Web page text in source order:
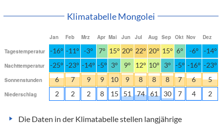
Klimatabelle Mongolei
Jan Feb Mrz Apr Mai Jun Jul Aug Sep Okt Nov Dez
Tagestemperatur -16° -11° -3° 7° 15° 20° 22° 20° 15° 6° -6° -14°
Nachttemperatur -25° -23° -14° -5° 3° 9° 12° 10° 3° -5° -16° -23°
Sonnenstunden 6 7 9 9 10 9 8 8 8 7 6 5
Niederschlag 2 2 2 8 15 51 74 61 30 7 4 2
Die Daten in der Klimatabelle stellen langjährige